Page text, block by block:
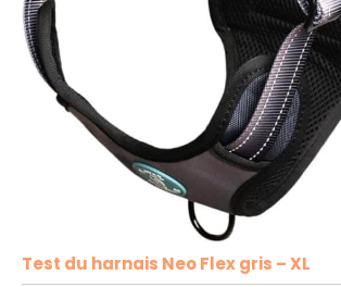
Test du harnais Neo Flex gris – XL